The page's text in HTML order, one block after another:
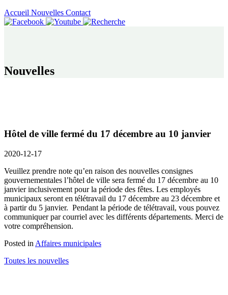
Accueil Nouvelles Contact
Nouvelles
Hôtel de ville fermé du 17 décembre au 10 janvier
2020-12-17
Veuillez prendre note qu’en raison des nouvelles consignes
gouvernementales l’hôtel de ville sera fermé du 17 décembre au 10
janvier inclusivement pour la période des fêtes. Les employés
municipaux seront en télétravail du 17 décembre au 23 décembre et
à partir du 5 janvier. Pendant la période de télétravail, vous pouvez
communiquer par courriel avec les différents départements. Merci de
votre compréhension.
Posted in Affaires municipales
Toutes les nouvelles